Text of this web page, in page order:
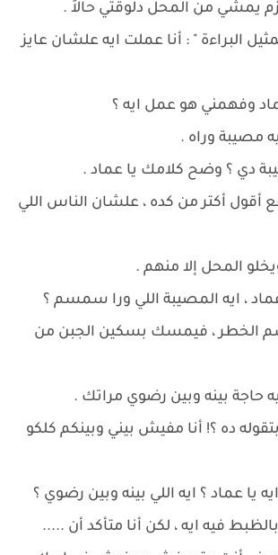
يمشي من المحل دلوقتي حالاً .
البراءة " : أنا عملت ايه علشان عايز
وفهمني هو عمل ايه ؟
مصيبة وراه .
دي ؟ وضح كلامك يا عماد .
أكتر من كده ، علشان الناس اللي
المحل إلا منهم .
، ايه المصيبة اللي ورا سمسم ؟
، فيمسك بسكين الجبن من
حاجة بينه وبين رضوي مراتك .
ده ؟! أنا مفيش بيني وبينكم كلكو
يا عماد ؟ ايه اللي بينه وبين رضوي ؟
فيه ايه ، لكن أنا متأكد أن .....